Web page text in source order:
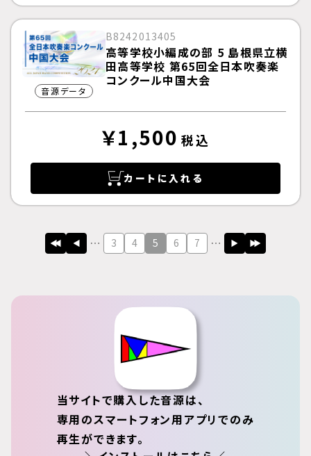
音源データ
B8242013405
高等学校小編成の部 5 島根県立横
田高等学校 第65回全日本吹奏楽
コンクール中国大会
￥1,500 税込
カートに入れる
3 4 5 6 7
当サイトで購入した音源は、
専用のスマートフォン用アプリでのみ
再生ができます。